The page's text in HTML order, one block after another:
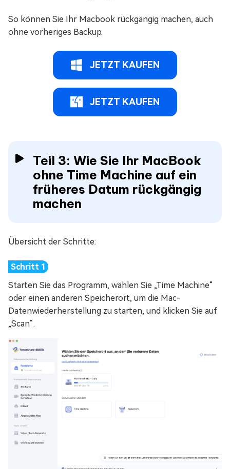
So können Sie Ihr Macbook rückgängig machen, auch
ohne vorheriges Backup.
JETZT KAUFEN
JETZT KAUFEN
Teil 3: Wie Sie Ihr MacBook
ohne Time Machine auf ein
früheres Datum rückgängig
machen
Übersicht der Schritte:
Starten Sie das Programm, wählen Sie „Time Machine“
oder einen anderen Speicherort, um die Mac-
Datenwiederherstellung zu starten, und klicken Sie auf
„Scan“.